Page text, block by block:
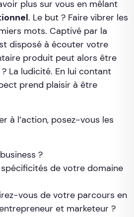
plus sur vous en mêlant
. Le but ? Faire vibrer les
mots. Captivé par la
disposé à écouter votre
produit peut alors être
La ludicité. En lui contant
prend plaisir à être
à l’action, posez-vous les
?
de votre domaine
vous de votre parcours en
et marketeur ?